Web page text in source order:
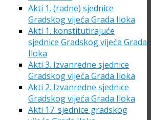
Akti 1. (radne) sjednice
Gradskog vijeća Grada Iloka
Akti 1. konstitutirajuće
sjednice Gradskog vijeća Grada
Iloka
Akti 3. Izvanredne sjednice
Gradskog vijeća Grada Iloka
Akti 2. Izvanredne sjednice
Gradskog vijeća Grada Iloka
Akti 17. sjednice gradskog